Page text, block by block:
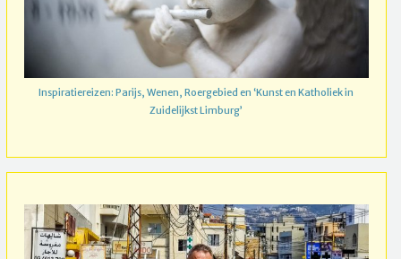
Inspiratiereizen: Parijs, Wenen, Roergebied en ‘Kunst en Katholiek in
Zuidelijkst Limburg’